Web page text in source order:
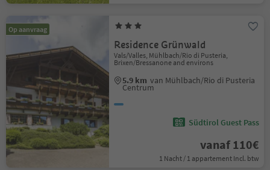
Op aanvraag
Residence Grünwald
Vals/Valles, Mühlbach/Rio di Pusteria,
Brixen/Bressanone and environs
5.9 km van Mühlbach/Rio di Pusteria
Centrum
Südtirol Guest Pass
vanaf 110€
1 Nacht / 1 appartement Incl. btw